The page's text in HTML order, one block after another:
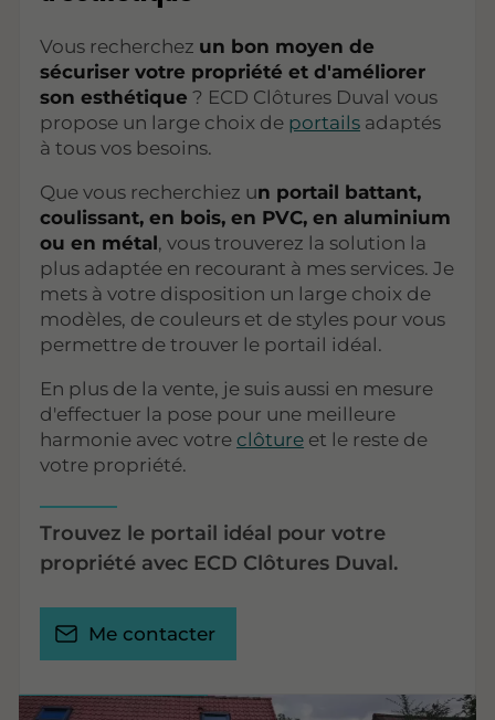
Vous recherchez un bon moyen de
sécuriser votre propriété et d'améliorer
son esthétique ? ECD Clôtures Duval vous
propose un large choix de portails adaptés
à tous vos besoins.
Que vous recherchiez un portail battant,
coulissant, en bois, en PVC, en aluminium
ou en métal, vous trouverez la solution la
plus adaptée en recourant à mes services. Je
mets à votre disposition un large choix de
modèles, de couleurs et de styles pour vous
permettre de trouver le portail idéal.
En plus de la vente, je suis aussi en mesure
d'effectuer la pose pour une meilleure
harmonie avec votre clôture et le reste de
votre propriété.
Trouvez le portail idéal pour votre
propriété avec ECD Clôtures Duval.
Me contacter